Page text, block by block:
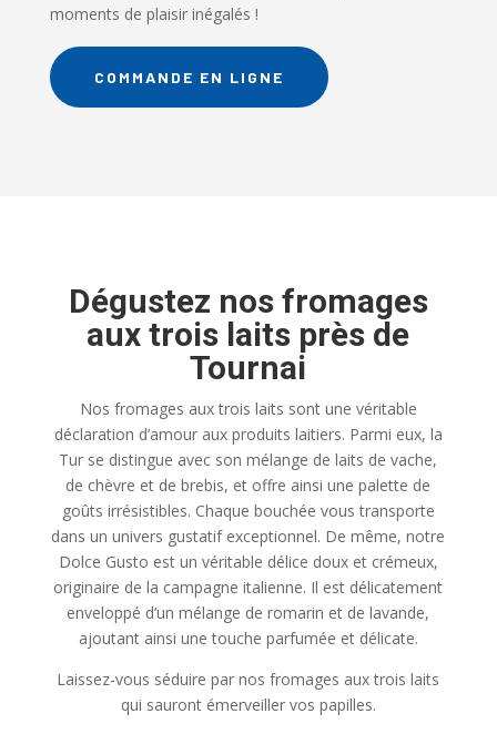
moments de plaisir inégalés !
COMMANDE EN LIGNE
Dégustez nos fromages
aux trois laits près de
Tournai
Nos fromages aux trois laits sont une véritable
déclaration d’amour aux produits laitiers. Parmi eux, la
Tur se distingue avec son mélange de laits de vache,
de chèvre et de brebis, et offre ainsi une palette de
goûts irrésistibles. Chaque bouchée vous transporte
dans un univers gustatif exceptionnel. De même, notre
Dolce Gusto est un véritable délice doux et crémeux,
originaire de la campagne italienne. Il est délicatement
enveloppé d’un mélange de romarin et de lavande,
ajoutant ainsi une touche parfumée et délicate.
Laissez-vous séduire par nos fromages aux trois laits
qui sauront émerveiller vos papilles.